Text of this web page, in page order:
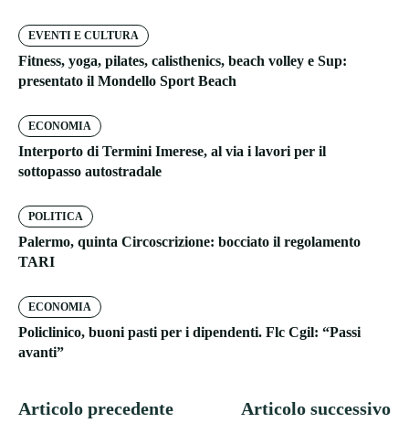
EVENTI E CULTURA
Fitness, yoga, pilates, calisthenics, beach volley e Sup:
presentato il Mondello Sport Beach
ECONOMIA
Interporto di Termini Imerese, al via i lavori per il
sottopasso autostradale
POLITICA
Palermo, quinta Circoscrizione: bocciato il regolamento
TARI
ECONOMIA
Policlinico, buoni pasti per i dipendenti. Flc Cgil: “Passi
avanti”
Articolo precedente Articolo successivo